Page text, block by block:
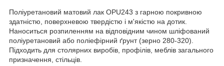
Поліуретановий матовий лак OPU243 з гарною покривною
здатністю, поверхневою твердістю і м'якістю на дотик.
Наноситься розпиленням на відповідним чином шліфований
поліуретановий або поліефірний ґрунт (зерно 280-320).
Підходить для столярних виробів, профілів, меблів загального
призначення, стільців.